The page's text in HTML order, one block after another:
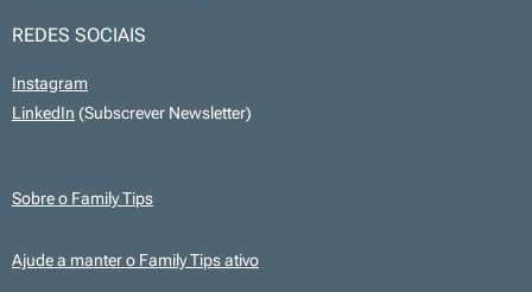
REDES SOCIAIS
Instagram
LinkedIn (Subscrever Newsletter)
Sobre o Family Tips
Ajude a manter o Family Tips ativo